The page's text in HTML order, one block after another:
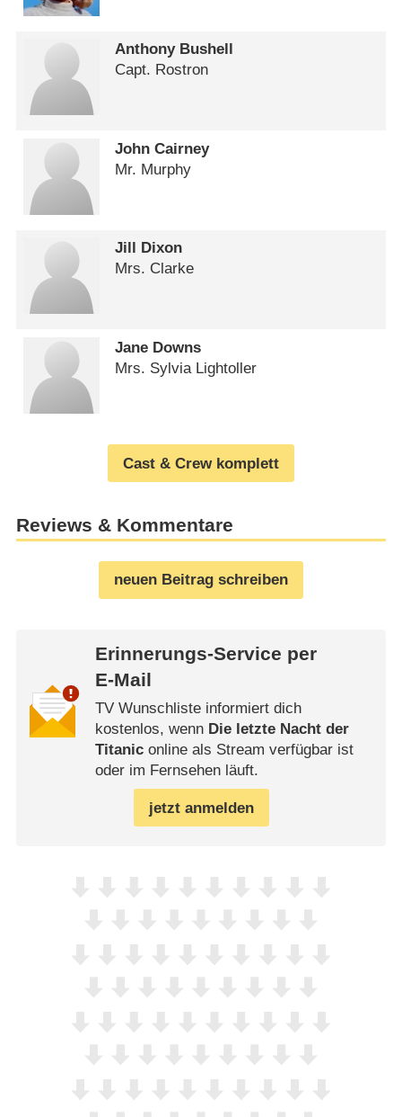
Anthony Bushell
Capt. Rostron
John Cairney
Mr. Murphy
Jill Dixon
Mrs. Clarke
Jane Downs
Mrs. Sylvia Lightoller
Cast & Crew komplett
Reviews & Kommentare
neuen Beitrag schreiben
Erinnerungs-Service per
E-Mail
TV Wunschliste informiert dich
kostenlos, wenn Die letzte Nacht der
Titaniconline als Stream verfügbar ist
oder im Fernsehen läuft.
jetzt anmelden